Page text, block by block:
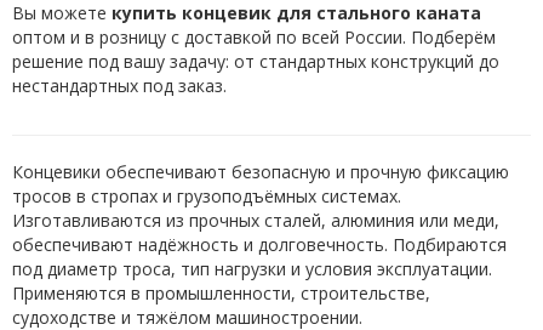
Вы можете купить концевик для стального каната
оптом и в розницу с доставкой по всей России. Подберём
решение под вашу задачу: от стандартных конструкций до
нестандартных под заказ.
Концевики обеспечивают безопасную и прочную фиксацию
тросов в стропах и грузоподъёмных системах.
Изготавливаются из прочных сталей, алюминия или меди,
обеспечивают надёжность и долговечность. Подбираются
под диаметр троса, тип нагрузки и условия эксплуатации.
Применяются в промышленности, строительстве,
судоходстве и тяжёлом машиностроении.